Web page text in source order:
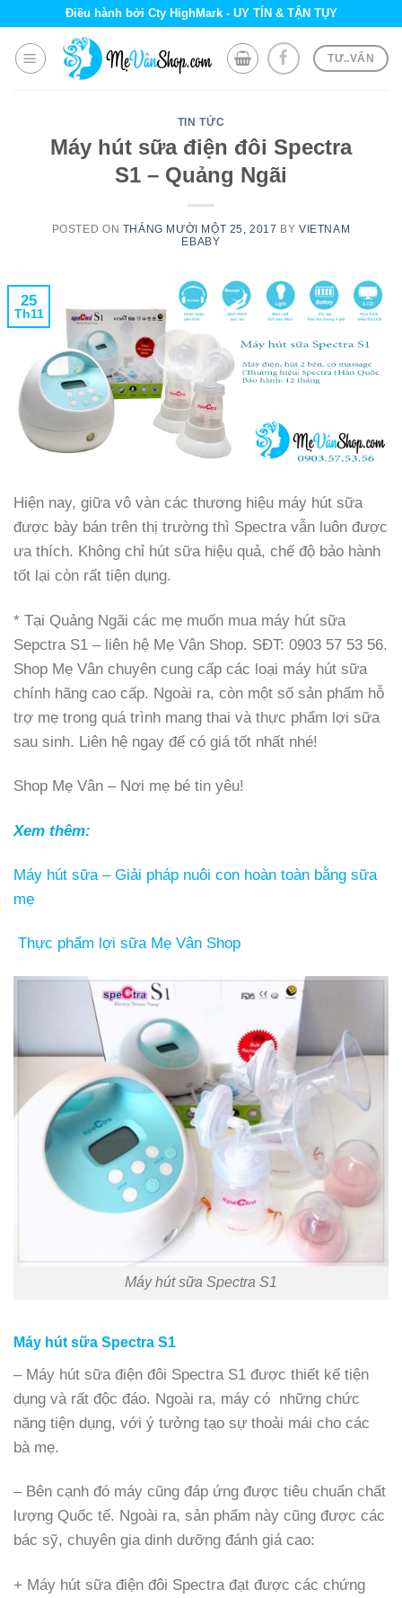
content
Điều hành bởi Cty HighMark - UY TÍN & TẬN TỤY
TƯ..VẤN
TIN TỨC
Máy hút sữa điện đôi Spectra
S1 – Quảng Ngãi
POSTED ON THÁNG MƯỜI MỘT 25, 2017 BYVIETNAM
EBABY
25
Th11
Hiện nay, giữa vô vàn các thương hiệu máy hút sữa
được bày bán trên thị trường thì Spectra vẫn luôn được
ưa thích. Không chỉ hút sữa hiệu quả, chế độ bảo hành
tốt lại còn rất tiện dụng.
* Tại Quảng Ngãi các mẹ muốn mua máy hút sữa
Sepctra S1 – liên hệ Mẹ Vân Shop. SĐT: 0903 57 53 56.
Shop Mẹ Vân chuyên cung cấp các loại máy hút sữa
chính hãng cao cấp. Ngoài ra, còn một số sản phẩm hỗ
trợ mẹ trong quá trình mang thai và thực phẩm lợi sữa
sau sinh. Liên hệ ngay để có giá tốt nhất nhé!
Shop Mẹ Vân – Nơi mẹ bé tin yêu!
Xem thêm:
Máy hút sữa – Giải pháp nuôi con hoàn toàn bằng sữa
mẹ
Thực phẩm lợi sữa Mẹ Vân Shop
Máy hút sữa Spectra S1
Máy hút sữa Spectra S1
– Máy hút sữa điện đôi Spectra S1 được thiết kế tiện
dụng và rất độc đáo. Ngoài ra, máy có những chức
năng tiện dụng, với ý tưởng tạo sự thoải mái cho các
bà mẹ.
– Bên cạnh đó máy cũng đáp ứng được tiêu chuẩn chất
lượng Quốc tế. Ngoài ra, sản phẩm này cũng được các
bác sỹ, chuyên gia dinh dưỡng đánh giá cao:
+ Máy hút sữa điện đôi Spectra đạt được các chứng